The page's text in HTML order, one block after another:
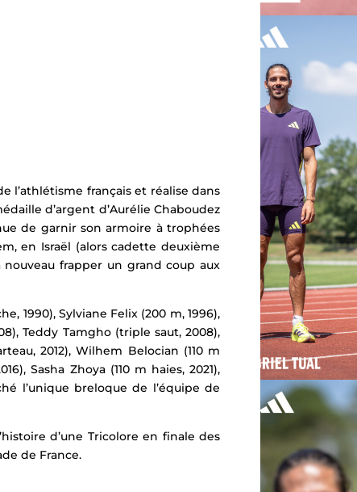
l’athlétisme français et réalise dans
d’argent d’Aurélie Chaboudez
de garnir son armoire à trophées
en Israël (alors cadette deuxième
frapper un grand coup aux
1990), Sylviane Felix (200 m, 1996),
Teddy Tamgho (triple saut, 2008),
2012), Wilhem Belocian (110 m
Sasha Zhoya (110 m haies, 2021),
l’unique breloque de l’équipe de
d’une Tricolore en finale des
de France.